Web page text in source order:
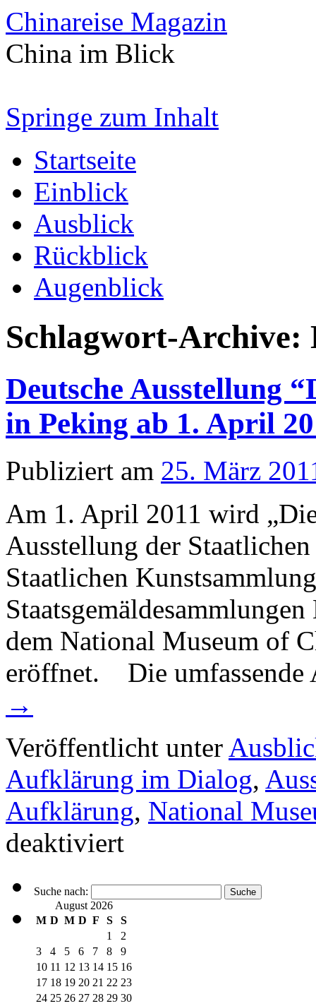
Chinareise Magazin
China im Blick
Springe zum Inhalt
Startseite
Einblick
Ausblick
Rückblick
Augenblick
Schlagwort-Archive:
Deutsche Ausstellung
in Peking ab 1. April
Publiziert am 25. März
Am 1. April 2011 wird
Ausstellung der
Staatlichen
dem National Museum of
eröffnet. Die
→
Veröffentlicht unter
Aufklärung im Dialog,
Aufklärung, National
deaktiviert
Suche nach:
August 2026
M D M D F S S
1
2
3
4 5 6 7 8
9
10 11 12 13 14 15 16
17 18 19 20 21 22 23
24 25 26 27 28 29 30